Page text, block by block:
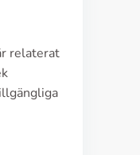
relaterat